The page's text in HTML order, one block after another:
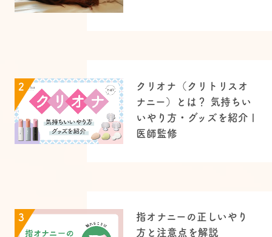
2
クリオナ（クリトリスオ
ナニー）とは？ 気持ちい
いやり方・グッズを紹介 |
医師監修
3
指オナニーの正しいやり
方と注意点を解説